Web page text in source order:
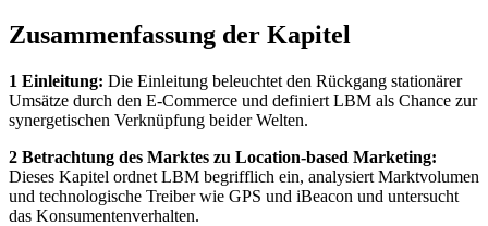
Zusammenfassung der Kapitel
1 Einleitung: Die Einleitung beleuchtet den Rückgang stationärer
Umsätze durch den E-Commerce und definiert LBM als Chance zur
synergetischen Verknüpfung beider Welten.
2 Betrachtung des Marktes zu Location-based Marketing:
Dieses Kapitel ordnet LBM begrifflich ein, analysiert Marktvolumen
und technologische Treiber wie GPS und iBeacon und untersucht
das Konsumentenverhalten.